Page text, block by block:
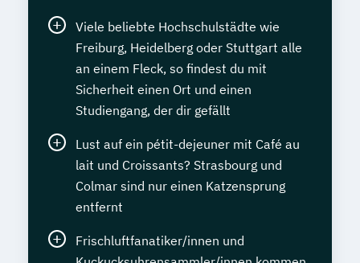
Viele beliebte Hochschulstädte wie
Freiburg, Heidelberg oder Stuttgart alle
an einem Fleck, so findest du mit
Sicherheit einen Ort und einen
Studiengang, der dir gefällt
Lust auf ein pétit-dejeuner mit Café au
lait und Croissants? Strasbourg und
Colmar sind nur einen Katzensprung
entfernt
Frischluftfanatiker/innen und